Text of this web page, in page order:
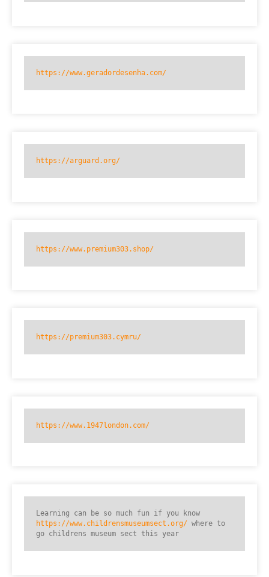
https://www.geradordesenha.com/
https://arguard.org/
https://www.premium303.shop/
https://premium303.cymru/
https://www.1947london.com/
https://www.childrensmuseumsect.org/ where to
go childrens museum sect this year